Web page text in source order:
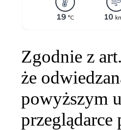
Zgodnie z
że
powyższym